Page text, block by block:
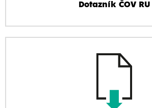
Dotazník ČOV RU